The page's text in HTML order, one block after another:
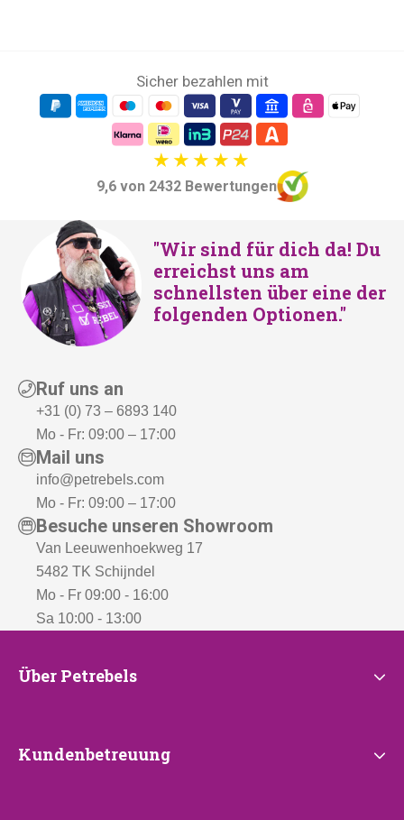
Sicher bezahlen mit
9,6 von 2432 Bewertungen
"Wir sind für dich da! Du
erreichst uns am
schnellsten über eine der
folgenden Optionen."
Ruf uns an
+31 (0) 73 – 6893 140
Mo - Fr: 09:00 – 17:00
Mail uns
info@petrebels.com
Mo - Fr: 09:00 – 17:00
Besuche unseren Showroom
Van Leeuwenhoekweg 17
5482 TK Schijndel
Mo - Fr 09:00 - 16:00
Sa 10:00 - 13:00
Über
Über Petrebels
Kundenbetreuung
Kundenbetreuung